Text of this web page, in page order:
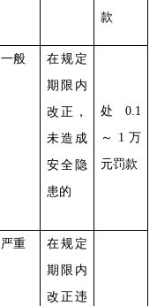
款
一般
在规定
期限内
改正，
未造成
安全隐
患的
处 0.1
～1万
元罚款
严重
在规定
期限内
改正违